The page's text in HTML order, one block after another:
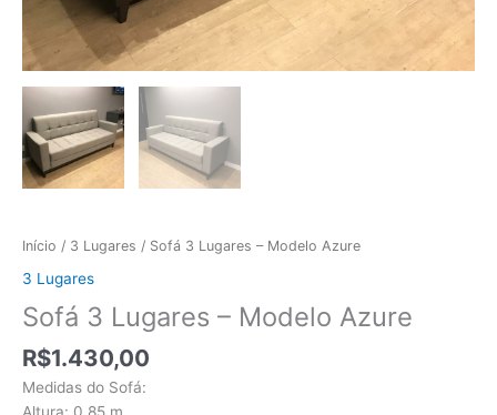
Início / 3 Lugares / Sofá 3 Lugares – Modelo Azure
3 Lugares
Sofá 3 Lugares – Modelo Azure
R$1.430,00
Medidas do Sofá: